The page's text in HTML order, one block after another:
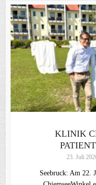
KLINIK
23. Juli
Seebruck: Am 22.